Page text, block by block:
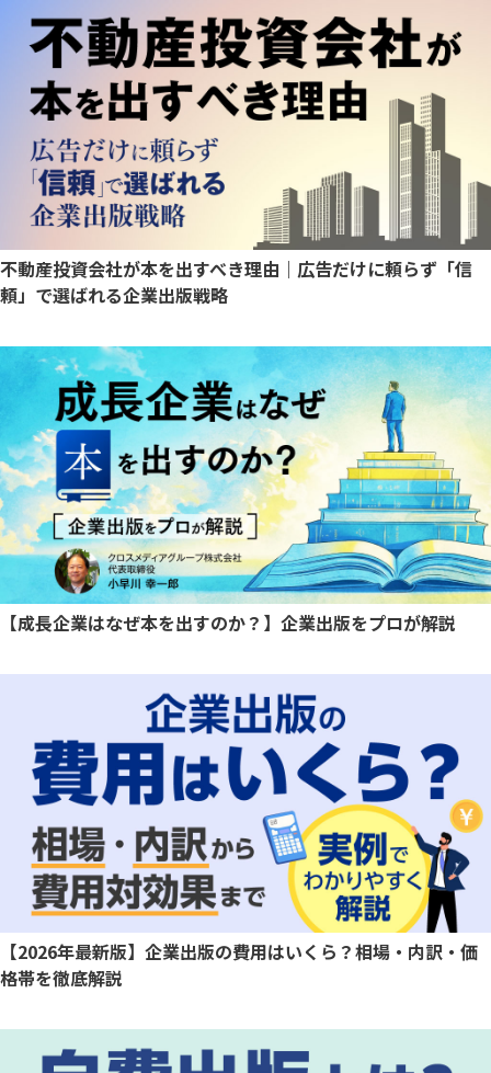
不動産投資会社が本を出すべき理由｜広告だけに頼らず「信
頼」で選ばれる企業出版戦略
【成長企業はなぜ本を出すのか？】企業出版をプロが解説
【2026年最新版】企業出版の費用はいくら？相場・内訳・価
格帯を徹底解説